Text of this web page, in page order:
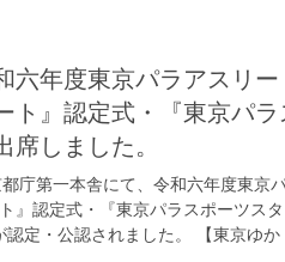
六年度東京パラアスリ
ト』認定式・『東京パ
席しました。
庁第一本舎にて、令和六年度東京
』認定式・『東京パラスポーツス
認定・公認されました。 【東京ゆ